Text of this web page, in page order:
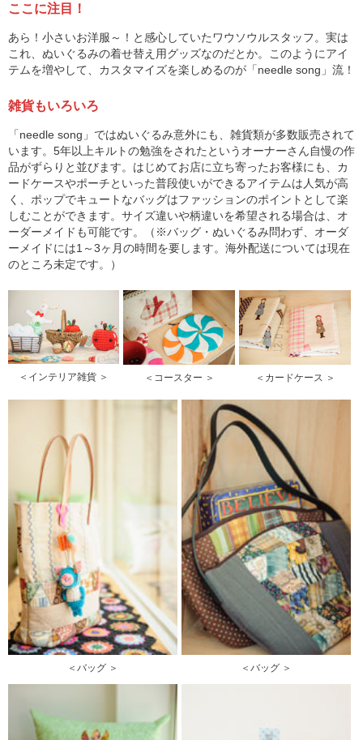
ここに注目！
あら！小さいお洋服～！と感心していたワウソウルスタッフ。実は
これ、ぬいぐるみの着せ替え用グッズなのだとか。このようにアイ
テムを増やして、カスタマイズを楽しめるのが「needle song」流！
雑貨もいろいろ
「needle song」ではぬいぐるみ意外にも、雑貨類が多数販売されて
います。5年以上キルトの勉強をされたというオーナーさん自慢の作
品がずらりと並びます。はじめてお店に立ち寄ったお客様にも、カ
ードケースやポーチといった普段使いができるアイテムは人気が高
く、ポップでキュートなバッグはファッションのポイントとして楽
しむことができます。サイズ違いや柄違いを希望される場合は、オ
ーダーメイドも可能です。（※バッグ・ぬいぐるみ問わず、オーダ
ーメイドには1～3ヶ月の時間を要します。海外配送については現在
のところ未定です。）
＜インテリア雑貨 ＞ ＜コースター ＞ ＜カードケース ＞
＜バッグ ＞ ＜バッグ ＞